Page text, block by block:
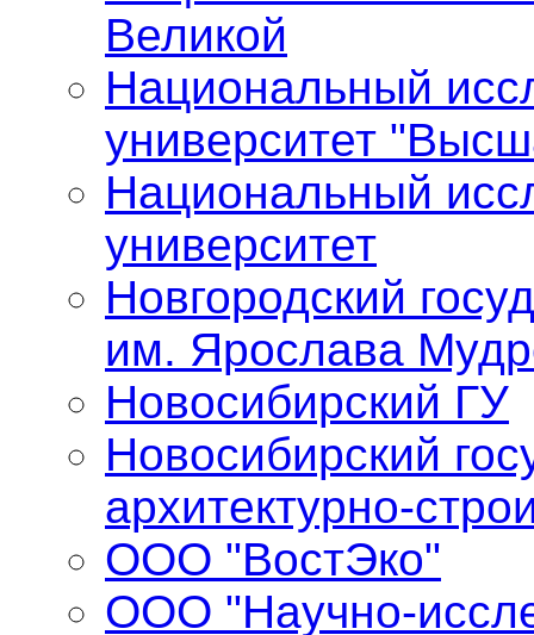
Великой
Национальный
университет
Национальный
университет
Новгородский
им. Ярослава
Новосибирский ГУ
Новосибирский
архитектурно-
ООО "ВостЭко"
ООО "Научно-